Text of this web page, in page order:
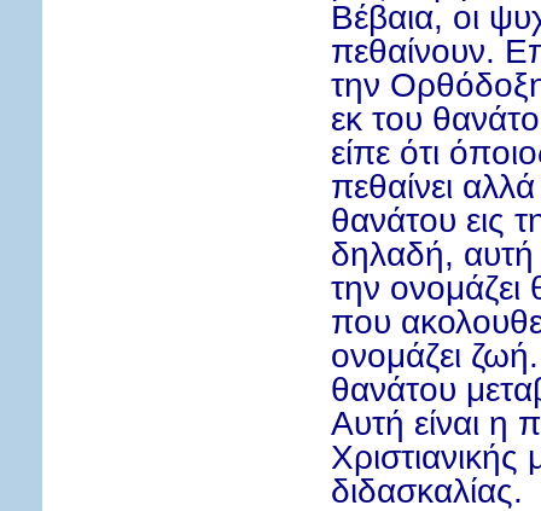
Βέβαια, οι
πεθαίνουν.
την
εκ του
είπε ότι
πεθαίνει αλλά
θανάτου εις
δηλαδή,
την ονομάζει
που
ονομάζει
θανάτου
Αυτή είναι η
Χριστιανικής
διδασκαλίας.